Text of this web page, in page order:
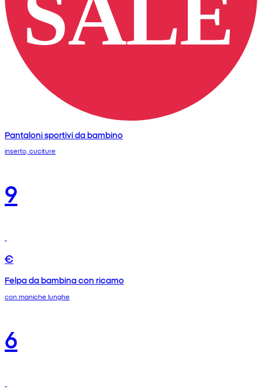
Pantaloni sportivi da bambino
inserto, cuciture
9
€
Felpa da bambina con ricamo
con maniche lunghe
6